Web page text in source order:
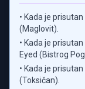
• Kada je
(Maglovit).
• Kada je
Eyed (Bistrog
• Kada je
(Toksičan).